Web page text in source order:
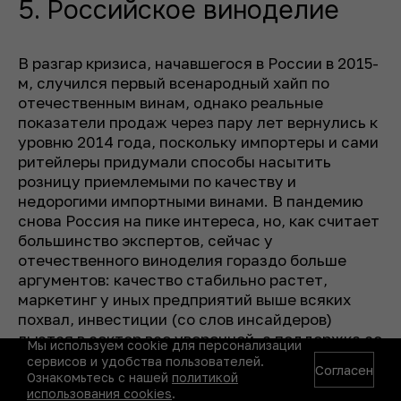
5. Российское виноделие
В разгар кризиса, начавшегося в России в 2015-
м, случился первый всенародный хайп по
отечественным винам, однако реальные
показатели продаж через пару лет вернулись к
уровню 2014 года, поскольку импортеры и сами
ритейлеры придумали способы насытить
розницу приемлемыми по качеству и
недорогими импортными винами. В пандемию
снова Россия на пике интереса, но, как считает
большинство экспертов, сейчас у
отечественного виноделия гораздо больше
аргументов: качество стабильно растет,
маркетинг у иных предприятий выше всяких
похвал, инвестиции (со слов инсайдеров)
льются в сектор все уверенней, а поддержка со
стороны властных структур и провидения
становится еще более осязаемой. К Закону о
Мы используем cookie для персонализации
сервисов и удобства пользователей.
Ознакомьтесь с нашей политикой
использования cookies.
Согласен